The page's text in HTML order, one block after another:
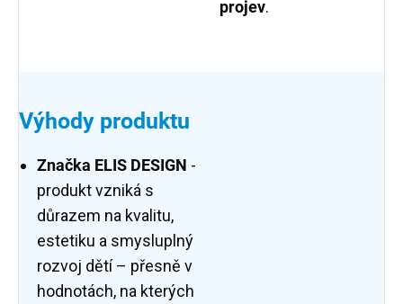
projev.
Výhody produktu
Značka ELIS DESIGN -
produkt vzniká s
důrazem na kvalitu,
estetiku a smysluplný
rozvoj dětí – přesně v
hodnotách, na kterých